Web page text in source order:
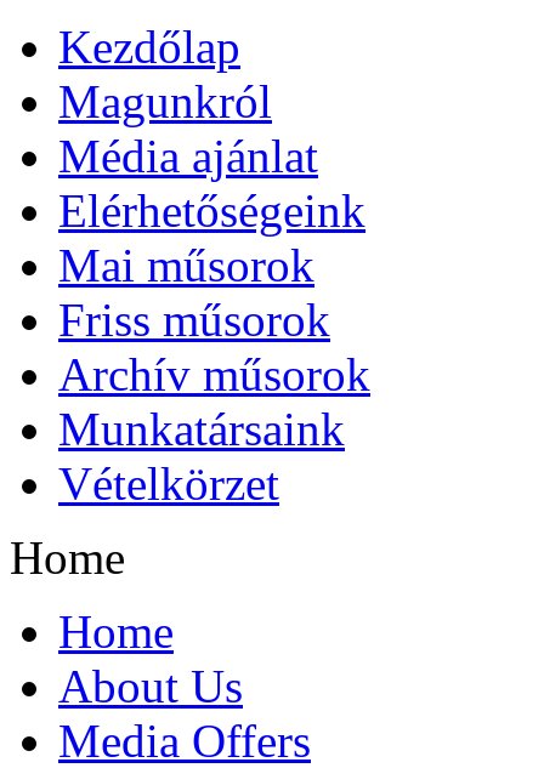
Kezdőlap
Magunkról
Média ajánlat
Elérhetőségeink
Mai műsorok
Friss műsorok
Archív műsorok
Munkatársaink
Vételkörzet
Home
Home
About Us
Media Offers